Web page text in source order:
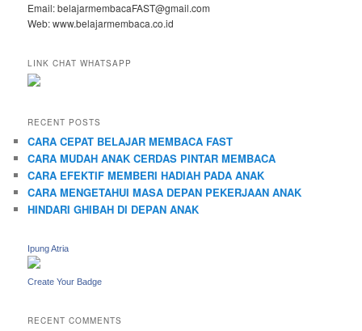
Email: belajarmembacaFAST@gmail.com
Web: www.belajarmembaca.co.id
LINK CHAT WHATSAPP
RECENT POSTS
CARA CEPAT BELAJAR MEMBACA FAST
CARA MUDAH ANAK CERDAS PINTAR MEMBACA
CARA EFEKTIF MEMBERI HADIAH PADA ANAK
CARA MENGETAHUI MASA DEPAN PEKERJAAN ANAK
HINDARI GHIBAH DI DEPAN ANAK
Ipung Atria
Create Your Badge
RECENT COMMENTS